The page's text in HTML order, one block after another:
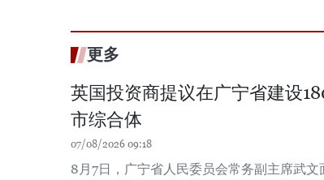
更多
英国投资商提议在广宁省建设
市综合体
07/08/2026 09:18
8月7日，广宁省人民委员会常务副主席武